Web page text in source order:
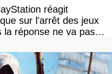
réagit
sur l'arrêt des jeux
la réponse ne va pas